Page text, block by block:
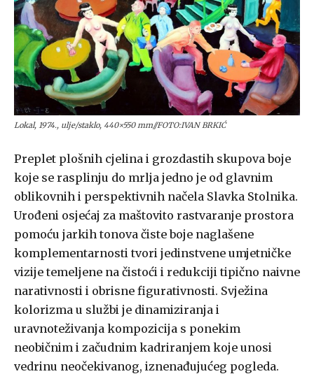
Lokal, 1974., ulje/staklo, 440×550 mm//FOTO:IVAN BRKIĆ
Preplet plošnih cjelina i grozdastih skupova boje
koje se rasplinju do mrlja jedno je od glavnim
oblikovnih i perspektivnih načela Slavka Stolnika.
Urođeni osjećaj za maštovito rastvaranje prostora
pomoću jarkih tonova čiste boje naglašene
komplementarnosti tvori jedinstvene umjetničke
vizije temeljene na čistoći i redukciji tipično naivne
narativnosti i obrisne figurativnosti. Svježina
kolorizma u službi je dinamiziranja i
uravnoteživanja kompozicija s ponekim
neobičnim i začudnim kadriranjem koje unosi
vedrinu neočekivanog, iznenađujućeg pogleda.